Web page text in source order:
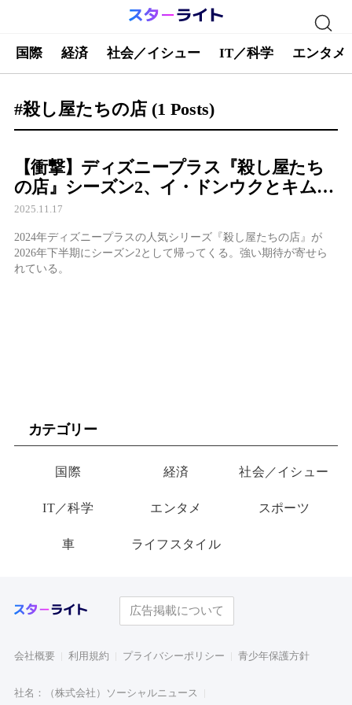
国際 経済 社会／イシュー IT／科学 エンタメ
#殺し屋たちの店 (1 Posts)
【衝撃】ディズニープラス『殺し屋たち
の店』シーズン2、イ・ドンウクとキム・
ヘジュンの復活劇波紋
2025.11.17
2024年ディズニープラスの人気シリーズ『殺し屋たちの店』が
2026年下半期にシーズン2として帰ってくる。強い期待が寄せら
れている。
カテゴリー
国際 経済 社会／イシュー
IT／科学 エンタメ スポーツ
車 ライフスタイル
広告掲載について
会社概要 利用規約 プライバシーポリシー 青少年保護方針
社名：（株式会社）ソーシャルニュース